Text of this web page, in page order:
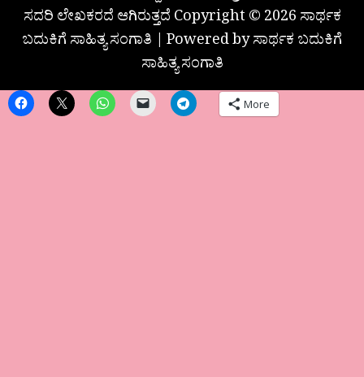
ಸದರಿ ಲೇಖಕರದೆ ಆಗಿರುತ್ತದೆ Copyright © 2026 ಸಾರ್ಥಕ
ಬದುಕಿಗೆ ಸಾಹಿತ್ಯ ಸಂಗಾತಿ | Powered by ಸಾರ್ಥಕ ಬದುಕಿಗೆ
ಸಾಹಿತ್ಯ ಸಂಗಾತಿ
More